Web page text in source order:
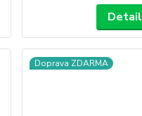
Detail
Doprava ZDARMA